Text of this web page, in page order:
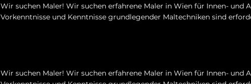
Wir suchen Maler! Wir suchen erfahrene Maler in Wien für Innen- und
Vorkenntnisse und Kenntnisse grundlegender Maltechniken sind
Wir suchen Maler! Wir suchen erfahrene Maler in Wien für Innen- und